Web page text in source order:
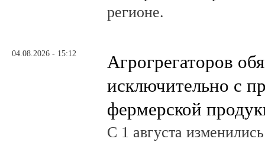
регионе.
04.08.2026 - 15:12
Агрогрегаторов
исключительно с
фермерской
С 1 августа